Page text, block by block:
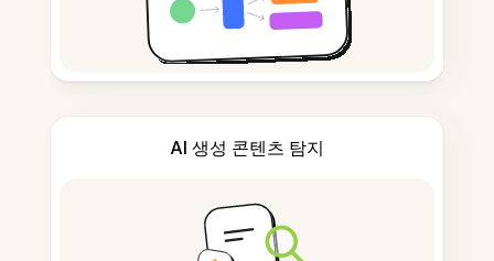
AI 생성 콘텐츠 탐지